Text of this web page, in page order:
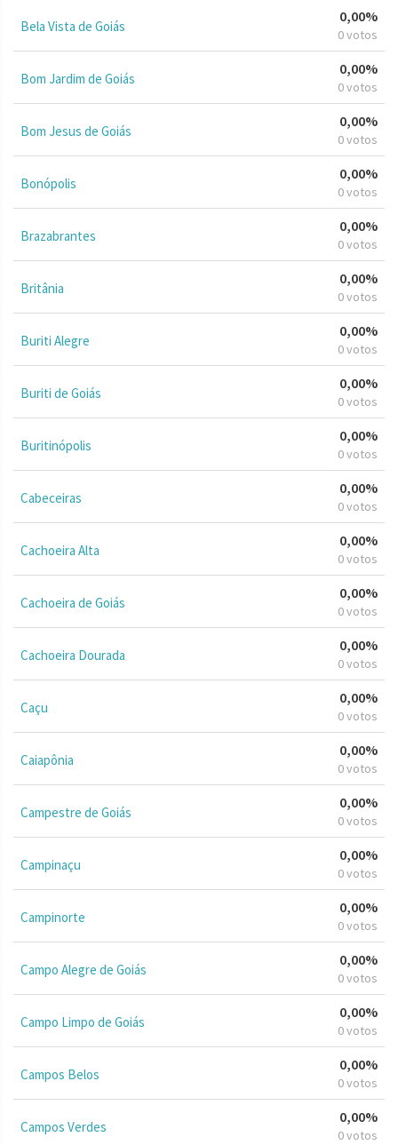
Bela Vista de Goiás
0,00%
0 votos
Bom Jardim de Goiás
0,00%
0 votos
Bom Jesus de Goiás
0,00%
0 votos
Bonópolis
0,00%
0 votos
Brazabrantes
0,00%
0 votos
Britânia
0,00%
0 votos
Buriti Alegre
0,00%
0 votos
Buriti de Goiás
0,00%
0 votos
Buritinópolis
0,00%
0 votos
Cabeceiras
0,00%
0 votos
Cachoeira Alta
0,00%
0 votos
Cachoeira de Goiás
0,00%
0 votos
Cachoeira Dourada
0,00%
0 votos
Caçu
0,00%
0 votos
Caiapônia
0,00%
0 votos
Campestre de Goiás
0,00%
0 votos
Campinaçu
0,00%
0 votos
Campinorte
0,00%
0 votos
Campo Alegre de Goiás
0,00%
0 votos
Campo Limpo de Goiás
0,00%
0 votos
Campos Belos
0,00%
0 votos
Campos Verdes
0,00%
0 votos